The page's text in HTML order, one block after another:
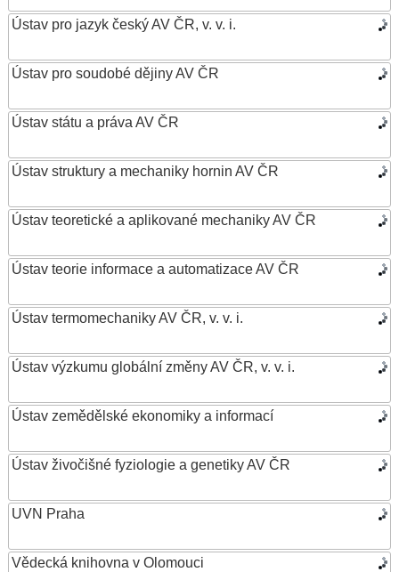
Ústav pro jazyk český AV ČR, v. v. i.
Ústav pro soudobé dějiny AV ČR
Ústav státu a práva AV ČR
Ústav struktury a mechaniky hornin AV ČR
Ústav teoretické a aplikované mechaniky AV ČR
Ústav teorie informace a automatizace AV ČR
Ústav termomechaniky AV ČR, v. v. i.
Ústav výzkumu globální změny AV ČR, v. v. i.
Ústav zemědělské ekonomiky a informací
Ústav živočišné fyziologie a genetiky AV ČR
UVN Praha
Vědecká knihovna v Olomouci